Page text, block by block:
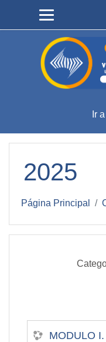
Ir
2025
Página Principal
MODULO